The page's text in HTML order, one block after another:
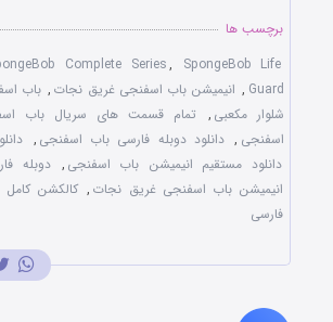
برچسب ها
Complete Series, SpongeBob Life
Guard
, انیمیشن باب اسفنجی غریق نجات , باب
شلوار مکعبی , تمام قسمت های سریال باب
اسفنجی , دانلود دوبله فارسی باب اسفنجی ,
دانلود مستقیم انیمیشن باب اسفنجی , دوبله
انیمیشن باب اسفنجی غریق نجات , کالکشن
فارسی